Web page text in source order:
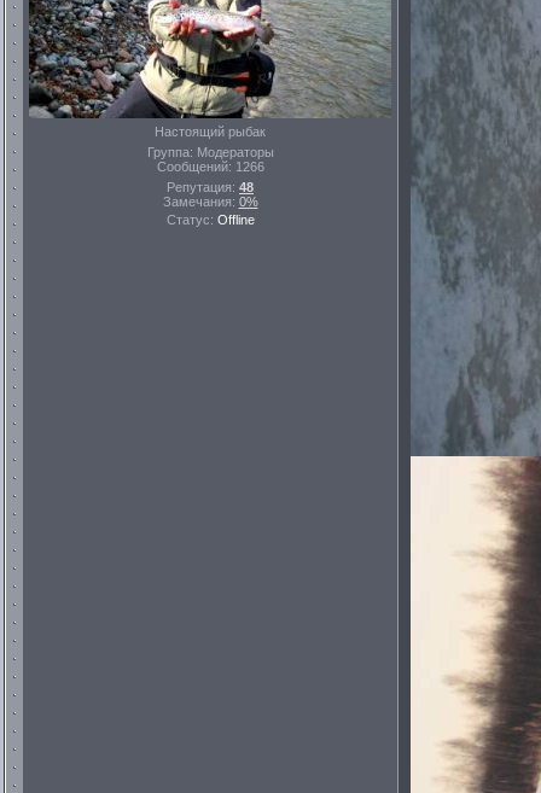
Настоящий рыбак
Группа: Модераторы
Сообщений: 1266
Репутация: 48
Замечания: 0%
Статус: Offline